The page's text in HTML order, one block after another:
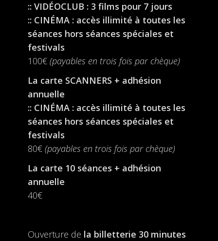
:: VIDÉOCLUB : 3 films pour 7 jours
:: CINÉMA : accès illimité à toutes les
séances hors séances spéciales et
festivals
100€ (payables en trois fois par chèque)
La carte SCANNERS + adhésion
annuelle
:: CINÉMA : accès illimité à toutes les
séances hors séances spéciales et
festivals
80€ (payables en trois fois par chèque)
La carte 10 séances + adhésion
annuelle
40€
Ouverture de la billetterie 30 minutes